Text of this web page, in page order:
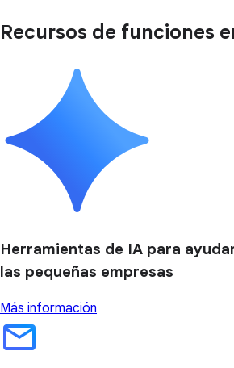
Recursos de funciones
Herramientas de IA para
las pequeñas empresas
Más información